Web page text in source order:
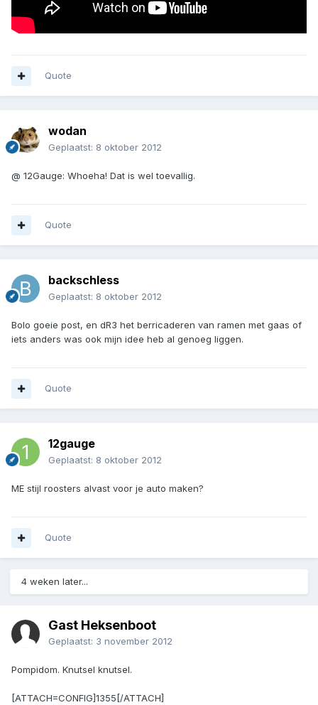
Quote
wodan
Geplaatst: 8 oktober 2012
@ 12Gauge: Whoeha! Dat is wel toevallig.
Quote
backschless
Geplaatst: 8 oktober 2012
Bolo goeie post, en dR3 het berricaderen van ramen met gaas of
iets anders was ook mijn idee heb al genoeg liggen.
Quote
12gauge
Geplaatst: 8 oktober 2012
ME stijl roosters alvast voor je auto maken?
Quote
4 weken later...
Gast Heksenboot
Geplaatst: 3 november 2012
Pompidom. Knutsel knutsel.
[ATTACH=CONFIG]1355[/ATTACH]